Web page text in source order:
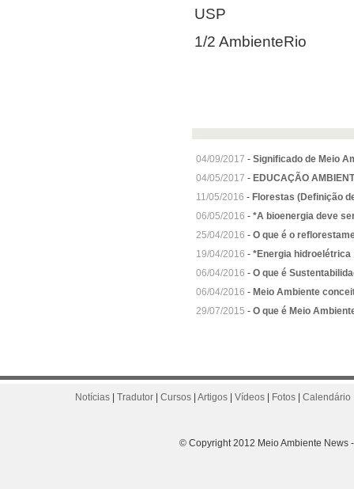
USP
1/2 AmbienteRio
04/09/2017 - Significado de Meio
04/05/2017 - EDUCAÇÃO
11/05/2016 - Florestas (Definição
06/05/2016 - *A bioenergia deve
25/04/2016 - O que é o
19/04/2016 - *Energia hidroelétrica
06/04/2016 - O que é
06/04/2016 - Meio Ambiente
29/07/2015 - O que é Meio
Notícias Tradutor Cursos Artigos Vídeos Fotos Calendário
© Copyright 2012 Meio Ambiente News